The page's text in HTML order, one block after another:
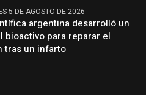
5 DE AGOSTO DE 2026
argentina desarrolló un
bioactivo para reparar el
tras un infarto